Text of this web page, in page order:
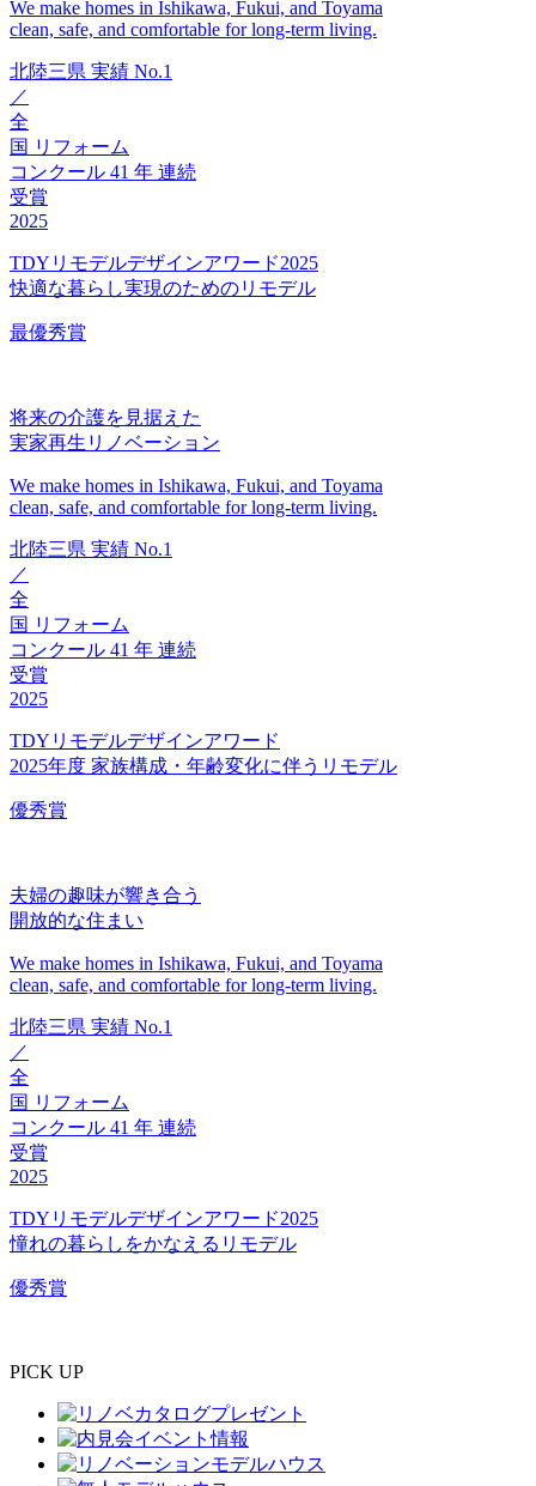
We make homes in Ishikawa, Fukui, and Toyama
clean, safe, and comfortable for long-term living.
北陸三県 実績 No.1
／
全
国 リフォーム
コンクール 41 年 連続
受賞
2025
TDYリモデルデザインアワード2025
快適な暮らし実現のためのリモデル
最優秀賞
将来の介護を見据えた
実家再生リノベーション
We make homes in Ishikawa, Fukui, and Toyama
clean, safe, and comfortable for long-term living.
北陸三県 実績 No.1
／
全
国 リフォーム
コンクール 41 年 連続
受賞
2025
TDYリモデルデザインアワード
2025年度 家族構成・年齢変化に伴うリモデル
優秀賞
夫婦の趣味が響き合う
開放的な住まい
We make homes in Ishikawa, Fukui, and Toyama
clean, safe, and comfortable for long-term living.
北陸三県 実績 No.1
／
全
国 リフォーム
コンクール 41 年 連続
受賞
2025
TDYリモデルデザインアワード2025
憧れの暮らしをかなえるリモデル
優秀賞
PICK UP